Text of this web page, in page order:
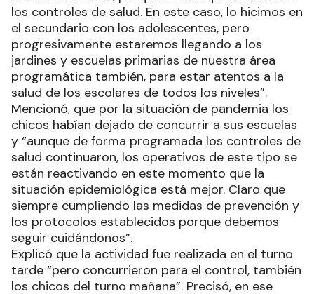
los controles de salud. En este caso, lo hicimos en
el secundario con los adolescentes, pero
progresivamente estaremos llegando a los
jardines y escuelas primarias de nuestra área
programática también, para estar atentos a la
salud de los escolares de todos los niveles”.
Mencionó, que por la situación de pandemia los
chicos habían dejado de concurrir a sus escuelas
y “aunque de forma programada los controles de
salud continuaron, los operativos de este tipo se
están reactivando en este momento que la
situación epidemiológica está mejor. Claro que
siempre cumpliendo las medidas de prevención y
los protocolos establecidos porque debemos
seguir cuidándonos”.
Explicó que la actividad fue realizada en el turno
tarde “pero concurrieron para el control, también
los chicos del turno mañana”. Precisó, en ese